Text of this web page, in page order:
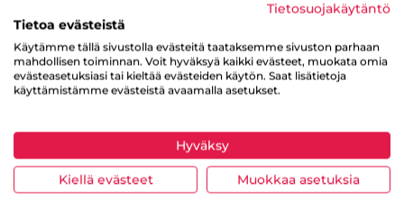
Tulosta sivu Jaa tuote
Tietosuojakäytäntö
Tietoa evästeistä
Käytämme tällä sivustolla evästeitä taataksemme sivuston parhaan
mahdollisen toiminnan. Voit hyväksyä kaikki evästeet, muokata omia
evästeasetuksiasi tai kieltää evästeiden käytön. Saat lisätietoja
käyttämistämme evästeistä avaamalla asetukset.
Hyväksy
Kiellä evästeet Muokkaa asetuksia